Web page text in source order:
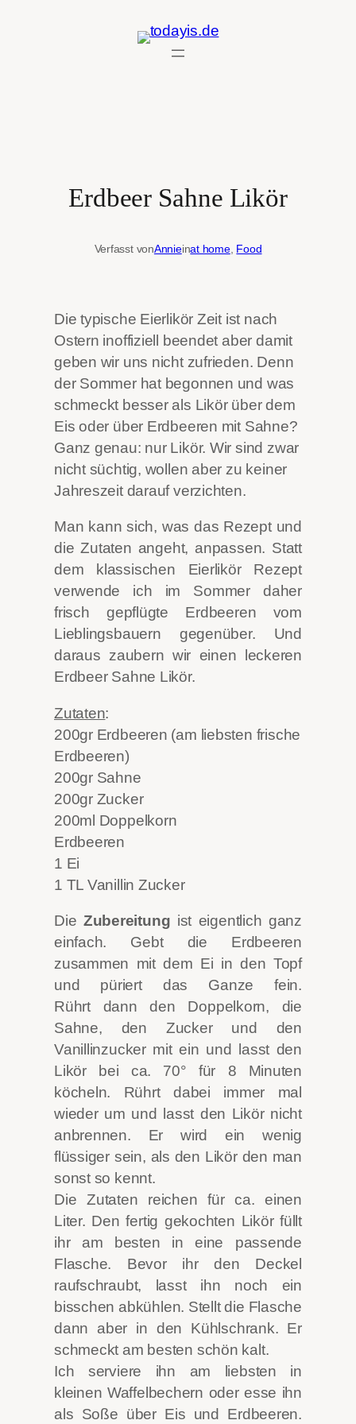
Erdbeer Sahne Likör
Verfasst vonAnnieinat home, Food
Die typische Eierlikör Zeit ist nach
Ostern inoffiziell beendet aber damit
geben wir uns nicht zufrieden. Denn
der Sommer hat begonnen und was
schmeckt besser als Likör über dem
Eis oder über Erdbeeren mit Sahne?
Ganz genau: nur Likör. Wir sind zwar
nicht süchtig, wollen aber zu keiner
Jahreszeit darauf verzichten.
Man kann sich, was das Rezept und
die Zutaten angeht, anpassen. Statt
dem klassischen Eierlikör Rezept
verwende ich im Sommer daher
frisch gepflügte Erdbeeren vom
Lieblingsbauern gegenüber. Und
daraus zaubern wir einen leckeren
Erdbeer Sahne Likör.
Zutaten:
200gr Erdbeeren (am liebsten frische
Erdbeeren)
200gr Sahne
200gr Zucker
200ml Doppelkorn
Erdbeeren
1 Ei
1 TL Vanillin Zucker
Die Zubereitung ist eigentlich ganz
einfach. Gebt die Erdbeeren
zusammen mit dem Ei in den Topf
und püriert das Ganze fein.
Rührt dann den Doppelkorn, die
Sahne, den Zucker und den
Vanillinzucker mit ein und lasst den
Likör bei ca. 70° für 8 Minuten
köcheln. Rührt dabei immer mal
wieder um und lasst den Likör nicht
anbrennen. Er wird ein wenig
flüssiger sein, als den Likör den man
sonst so kennt.
Die Zutaten reichen für ca. einen
Liter. Den fertig gekochten Likör füllt
ihr am besten in eine passende
Flasche. Bevor ihr den Deckel
raufschraubt, lasst ihn noch ein
bisschen abkühlen. Stellt die Flasche
dann aber in den Kühlschrank. Er
schmeckt am besten schön kalt.
Ich serviere ihn am liebsten in
kleinen Waffelbechern oder esse ihn
als Soße über Eis und Erdbeeren.